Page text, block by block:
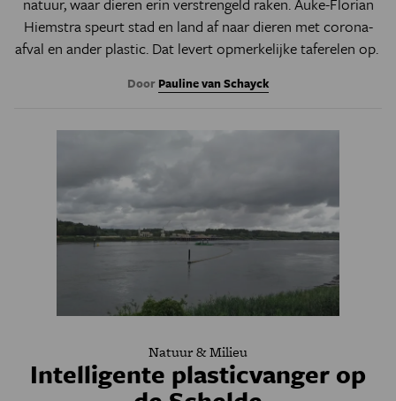
Hiemstra speurt stad en land af naar dieren met corona-
afval en ander plastic. Dat levert opmerkelijke taferelen op.
Door Pauline van Schayck
Natuur & Milieu
Intelligente plasticvanger op